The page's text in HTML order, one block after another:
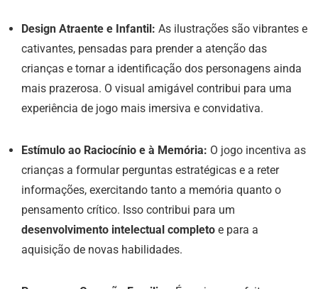
Design Atraente e Infantil: As ilustrações são vibrantes e
cativantes, pensadas para prender a atenção das
crianças e tornar a identificação dos personagens ainda
mais prazerosa. O visual amigável contribui para uma
experiência de jogo mais imersiva e convidativa.
Estímulo ao Raciocínio e à Memória: O jogo incentiva as
crianças a formular perguntas estratégicas e a reter
informações, exercitando tanto a memória quanto o
pensamento crítico. Isso contribui para um
desenvolvimento intelectual completo e para a
aquisição de novas habilidades.